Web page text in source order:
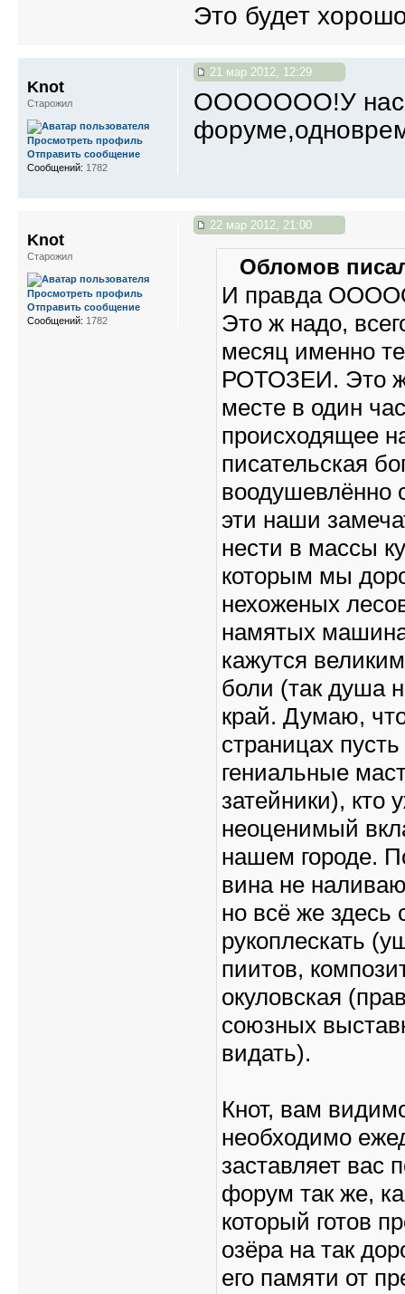
Это будет
21 мар 2012, 12:29
ООООООО!У нас
Knot
Старожил
Просмотреть профиль
Отправить сообщение
Сообщений: 1782
22 мар 2012, 21:00
Обломов
И правда
Это ж надо,
месяц именно
РОТОЗЕИ. Это ж
месте в один
происходящее
писательская
воодушевлённо
эти наши
нести в массы
которым мы
нехоженых
намятых
кажутся
боли (так душа
край. Думаю,
страницах
гениальные
затейники), кто
неоценимый
нашем городе.
вина не
но всё же здесь
рукоплескать
пиитов,
окуловская
союзных
видать).
Кнот, вам
необходимо
заставляет вас
форум так же,
который готов
озёра на так
его памяти от
Knot
Старожил
Просмотреть профиль
Отправить сообщение
Сообщений: 1782